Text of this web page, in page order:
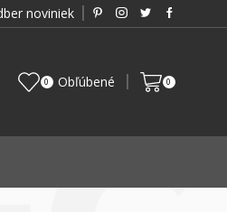
noviniek
0 Obľúbené 0